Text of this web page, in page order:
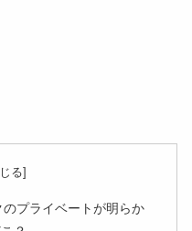
プライベートが明らか